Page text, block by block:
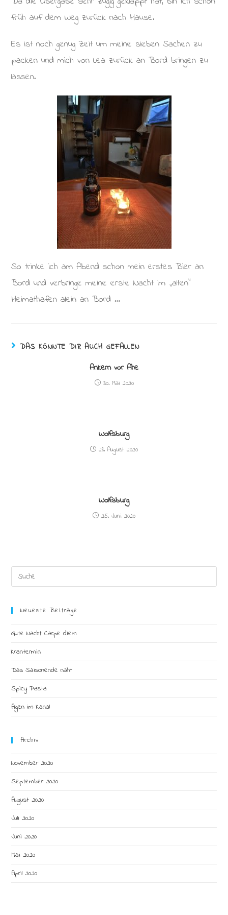
früh auf dem Weg zurück nach Hause.
Es ist noch genug Zeit um meine sieben Sachen zu
packen und mich von Lea zurück an Bord bringen zu
lassen.
So trinke ich am Abend schon mein erstes Bier an
Bord und verbringe meine erste Nacht im „alten“
Heimathafen allein an Bord …
DAS KÖNNTE DIR AUCH GEFALLEN
Ankern vor Ahe
30. Mai 2020
Wolfsburg
28. August 2020
Wolfsburg
25. Juni 2020
Search
this
Neueste Beiträge
Gute Nacht Carpe diem
Krantermin
Das Saisonende naht
Spicy Pasta
Algen im Kanal
Archiv
November 2020
September 2020
August 2020
Juli 2020
Juni 2020
Mai 2020
April 2020